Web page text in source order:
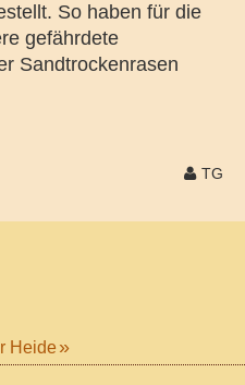
So haben für die
gefährdete
Sandtrockenrasen
TG
Heide